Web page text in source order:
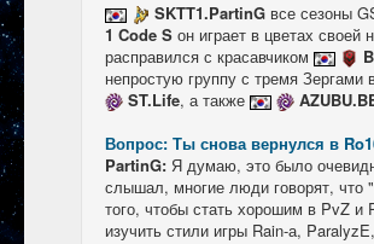
SKTT1.PartinG все сезоны
1 Code S он играет в цветах своей
расправился с красавчиком
непростую группу с тремя
ST.Life, а также
Вопрос: Ты снова вернулся в
PartinG: Я думаю, это было
слышал, многие люди говорят, что
того, чтобы стать хорошим в PvZ и
изучить стили игры Rain-а,